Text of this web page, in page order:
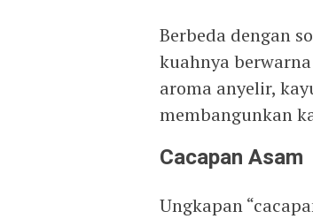
Berbeda dengan
kuahnya
aroma anyelir,
membangunkan
Cacapan Asam
Ungkapan